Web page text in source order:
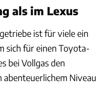
als im Lexus
ist für viele ein
sich für einen Toyota-
bei Vollgas den
Niveau